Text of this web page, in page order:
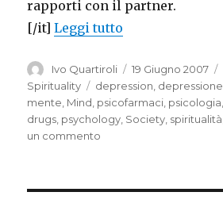
rapporti con il partner.
[/it]Leggi tutto
Autore
Ivo Quartiroli
Pubblicato
il
19 Giugno 2007
Spirituality
Tag
depression depressione
mente Mind psicofarmaci psicologia
drugs psychology Society spiritualità
un commento